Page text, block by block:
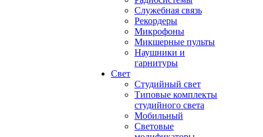
Служебная связь
Рекордеры
Микрофоны
Микшерные пульты
Наушники и
гарнитуры
Свет
Студийный свет
Типовые комплекты
студийного света
Мобильный
Световые